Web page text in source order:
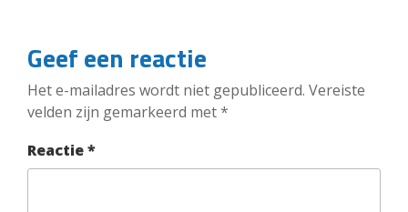
Geef een reactie
Het e-mailadres wordt niet gepubliceerd. Vereiste
velden zijn gemarkeerd met*
Reactie*